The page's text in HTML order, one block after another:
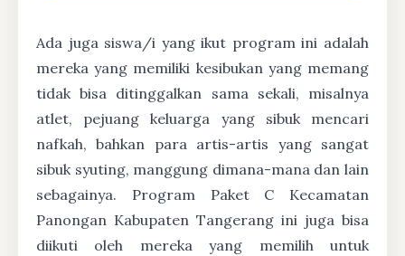
Ada juga siswa/i yang ikut program ini adalah
mereka yang memiliki kesibukan yang memang
tidak bisa ditinggalkan sama sekali, misalnya
atlet, pejuang keluarga yang sibuk mencari
nafkah, bahkan para artis-artis yang sangat
sibuk syuting, manggung dimana-mana dan lain
sebagainya. Program Paket C Kecamatan
Panongan Kabupaten Tangerang ini juga bisa
diikuti oleh mereka yang memilih untuk